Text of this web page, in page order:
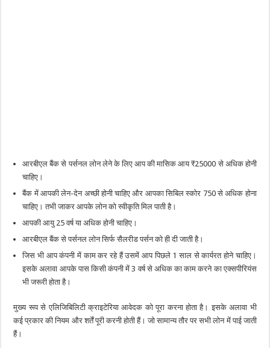
आरबीएल बैंक से पर्सनल लोन लेने के लिए आप की मासिक आय ₹25000 से अधिक होनी
चाहिए।
बैंक में आपकी लेन-देन अच्छी होनी चाहिए और आपका सिबिल स्कोर 750 से अधिक होना
चाहिए। तभी जाकर आपके लोन को स्वीकृति मिल पाती है।
आपकी आयु 25 वर्ष या अधिक होनी चाहिए।
आरबीएल बैंक से पर्सनल लोन सिर्फ सैलरीड पर्सन को ही दी जाती है।
जिस भी आप कंपनी में काम कर रहे हैं उसमें आप पिछले 1 साल से कार्यरत होने चाहिए।
इसके अलावा आपके पास किसी कंपनी में 3 वर्ष से अधिक का काम करने का एक्सपीरियंस
भी जरूरी होता है।
मुख्य रूप से एलिजिबिलिटी क्राइटेरिया आवेदक को पूरा करना होता है। इसके अलावा भी
कई प्रकार की नियम और शर्तें पूरी करनी होती हैं। जो सामान्य तौर पर सभी लोन में पाई जाती
हैं।